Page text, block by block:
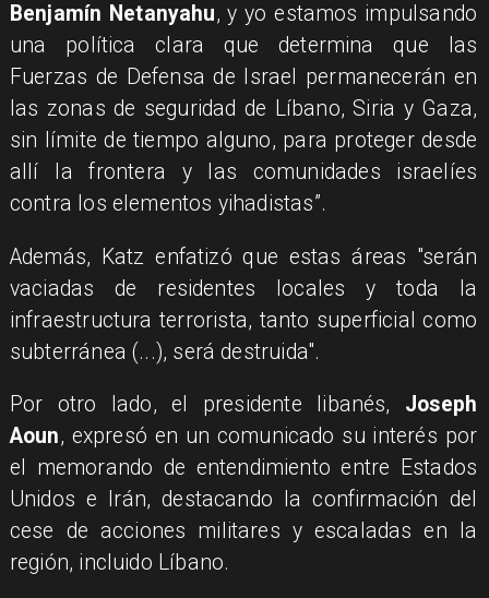
Benjamín Netanyahu, y yo estamos impulsando
una política clara que determina que las
Fuerzas de Defensa de Israel permanecerán en
las zonas de seguridad de Líbano, Siria y Gaza,
sin límite de tiempo alguno, para proteger desde
allí la frontera y las comunidades israelíes
contra los elementos yihadistas”.
Además, Katz enfatizó que estas áreas "serán
vaciadas de residentes locales y toda la
infraestructura terrorista, tanto superficial como
subterránea (...), será destruida".
Por otro lado, el presidente libanés, Joseph
Aoun, expresó en un comunicado su interés por
el memorando de entendimiento entre Estados
Unidos e Irán, destacando la confirmación del
cese de acciones militares y escaladas en la
región, incluido Líbano.